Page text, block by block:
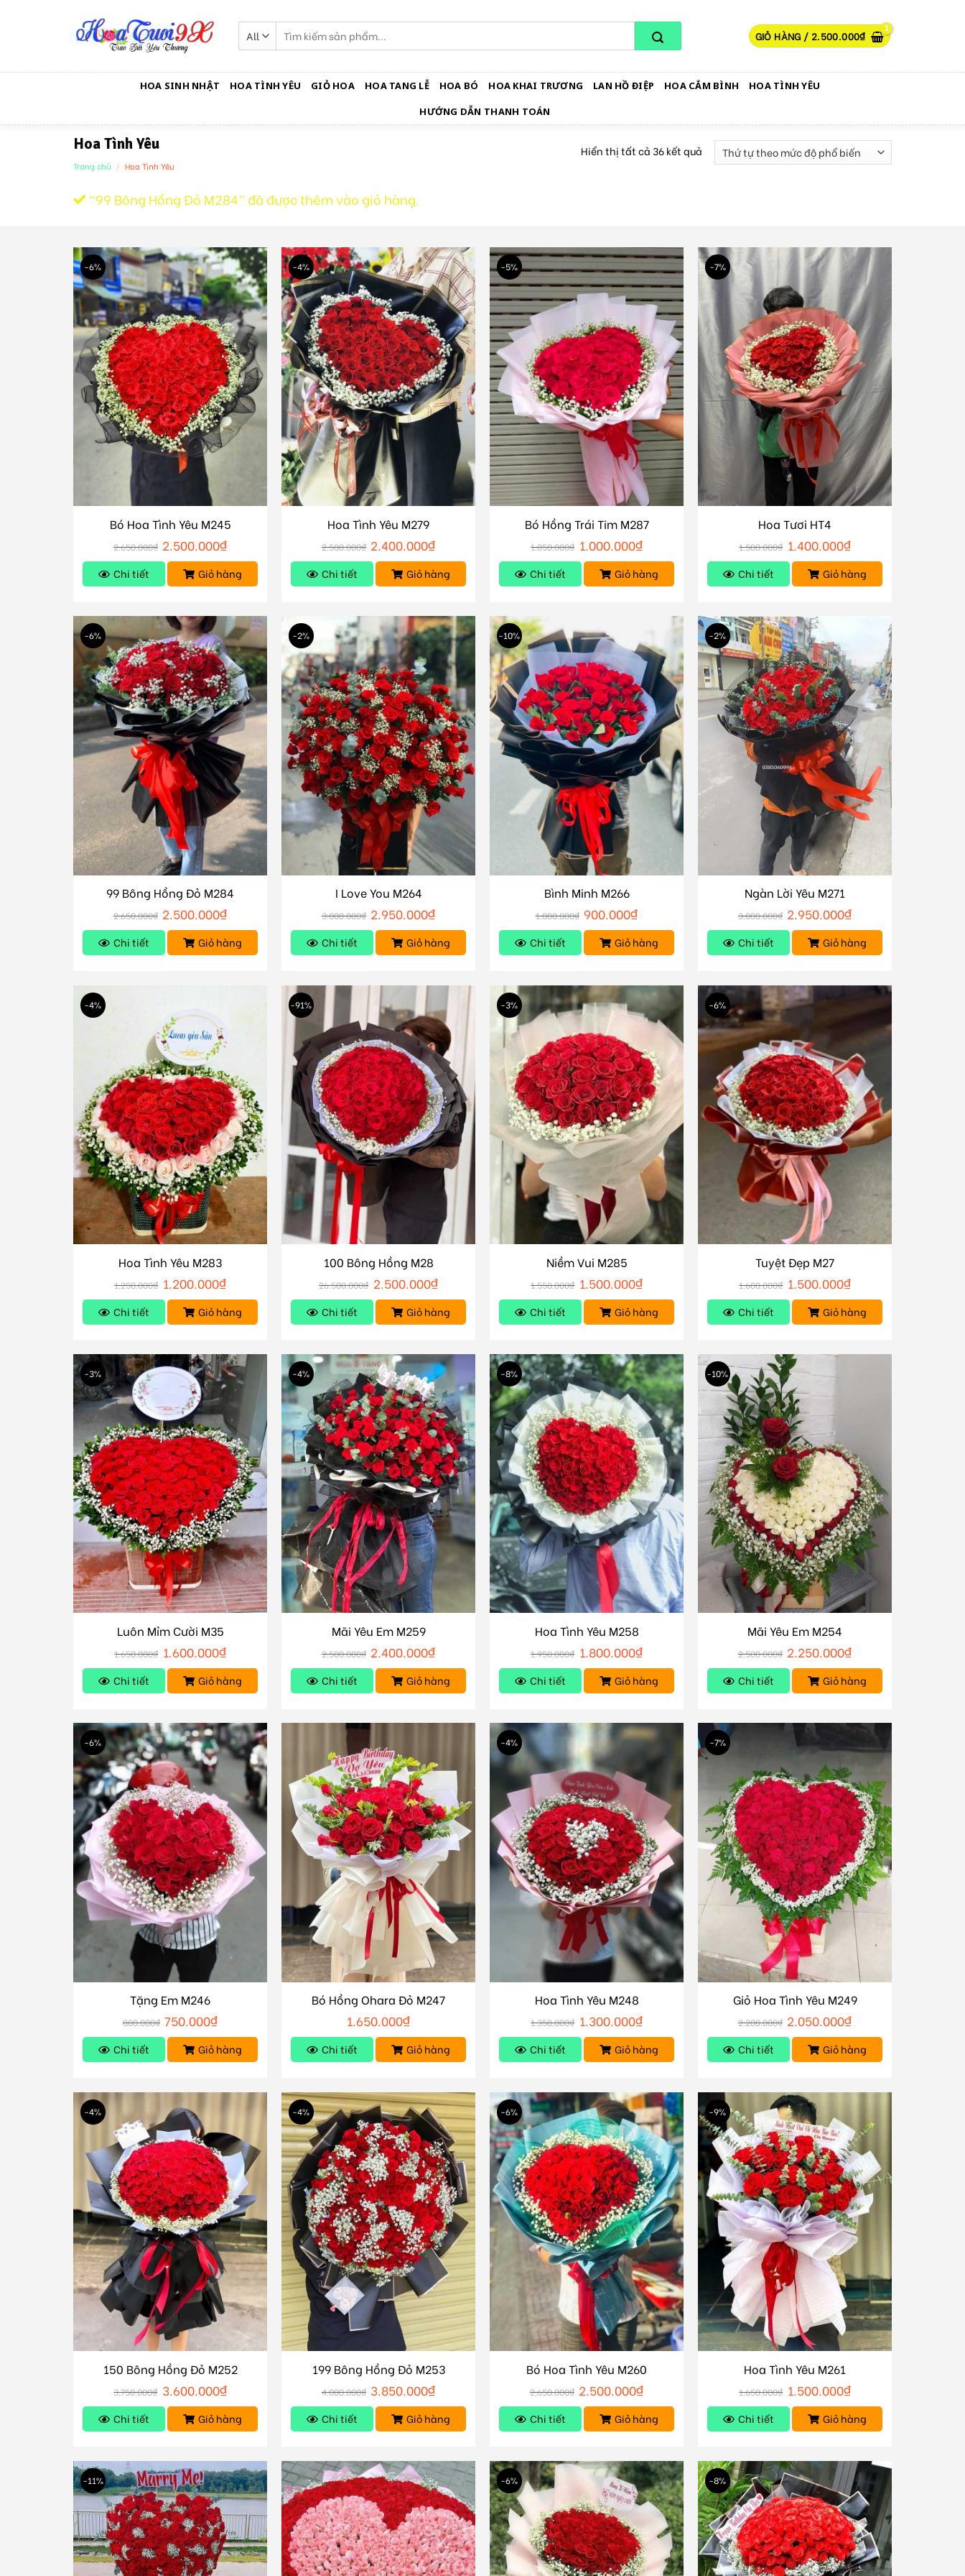
kiếm:
GIỎ HÀNG / 2.500.000₫
HOA SINH NHẬT HOA TÌNH YÊU GIỎ HOA HOA TANG LỄ HOA BÓ HOA KHAI TRƯƠNG LAN HỒ ĐIỆP HOA CẮM BÌNH
HOA TÌNH YÊU
HƯỚNG DẪN THANH TOÁN
Hoa Tình Yêu
Trang chủ / Hoa Tình Yêu
Hiển thị tất cả 36 kết quả
“99 Bông Hồng Đỏ M284” đã được thêm vào giỏ hàng.
-6%
Bó Hoa Tình Yêu M245
2.650.000₫ 2.500.000₫
Chi tiết Giỏ hàng
-4%
Hoa Tình Yêu M279
2.500.000₫ 2.400.000₫
Chi tiết Giỏ hàng
-5%
Bó Hồng Trái Tim M287
1.050.000₫ 1.000.000₫
Chi tiết Giỏ hàng
-7%
Hoa Tươi HT4
1.500.000₫ 1.400.000₫
Chi tiết Giỏ hàng
-6%
99 Bông Hồng Đỏ M284
2.650.000₫ 2.500.000₫
Chi tiết Giỏ hàng
-2%
I Love You M264
3.000.000₫ 2.950.000₫
Chi tiết Giỏ hàng
-10%
Bình Minh M266
1.000.000₫ 900.000₫
Chi tiết Giỏ hàng
-2%
Ngàn Lời Yêu M271
3.000.000₫ 2.950.000₫
Chi tiết Giỏ hàng
-4%
Hoa Tình Yêu M283
1.250.000₫ 1.200.000₫
Chi tiết Giỏ hàng
-91%
100 Bông Hồng M28
26.500.000₫ 2.500.000₫
Chi tiết Giỏ hàng
-3%
Niềm Vui M285
1.550.000₫ 1.500.000₫
Chi tiết Giỏ hàng
-6%
Tuyệt Đẹp M27
1.600.000₫ 1.500.000₫
Chi tiết Giỏ hàng
-3%
Luôn Mỉm Cười M35
1.650.000₫ 1.600.000₫
Chi tiết Giỏ hàng
-4%
Mãi Yêu Em M259
2.500.000₫ 2.400.000₫
Chi tiết Giỏ hàng
-8%
Hoa Tình Yêu M258
1.950.000₫ 1.800.000₫
Chi tiết Giỏ hàng
-10%
Mãi Yêu Em M254
2.500.000₫ 2.250.000₫
Chi tiết Giỏ hàng
-6%
Tặng Em M246
800.000₫ 750.000₫
Chi tiết Giỏ hàng
Bó Hồng Ohara Đỏ M247
1.650.000₫
Chi tiết Giỏ hàng
-4%
Hoa Tình Yêu M248
1.350.000₫ 1.300.000₫
Chi tiết Giỏ hàng
-7%
Giỏ Hoa Tình Yêu M249
2.200.000₫ 2.050.000₫
Chi tiết Giỏ hàng
-4%
150 Bông Hồng Đỏ M252
3.750.000₫ 3.600.000₫
Chi tiết Giỏ hàng
-4%
199 Bông Hồng Đỏ M253
4.000.000₫ 3.850.000₫
Chi tiết Giỏ hàng
-6%
Bó Hoa Tình Yêu M260
2.650.000₫ 2.500.000₫
Chi tiết Giỏ hàng
-9%
Hoa Tình Yêu M261
1.650.000₫ 1.500.000₫
Chi tiết Giỏ hàng
-11% -6% -8%